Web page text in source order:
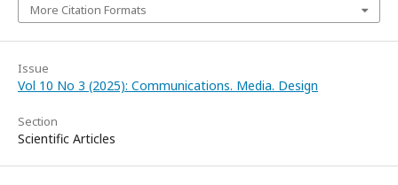
More Citation Formats
Issue
Vol 10 No 3 (2025): Communications. Media. Design
Section
Scientific Articles